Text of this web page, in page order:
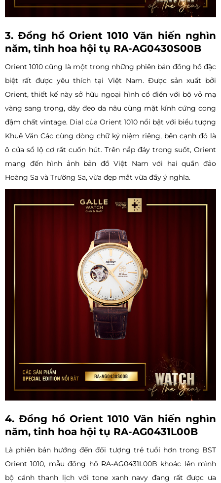
3. Đồng hồ Orient 1010 Văn hiến nghìn
năm, tinh hoa hội tụ RA-AG0430S00B
Orient 1010 cũng là một trong những phiên bản đồng hồ đặc
biệt rất được yêu thích tại Việt Nam. Được sản xuất bởi
Orient, thiết kế này sở hữu ngoại hình cổ điển với bộ vỏ mạ
vàng sang trọng, dây đeo da nâu cùng mặt kính cứng cong
đậm chất vintage. Dial của Orient 1010 nổi bật với biểu tượng
Khuê Văn Các cùng dòng chữ kỷ niệm riêng, bên cạnh đó là
ô cửa sổ lộ cơ rất cuốn hút. Trên nắp đáy trong suốt, Orient
mang đến hình ảnh bản đồ Việt Nam với hai quần đảo
Hoàng Sa và Trường Sa, vừa đẹp mắt vừa đầy ý nghĩa.
4. Đồng hồ Orient 1010 Văn hiến nghìn
năm, tinh hoa hội tụ RA-AG0431L00B
Là phiên bản hướng đến đối tượng trẻ tuổi hơn trong BST
Orient 1010, mẫu đồng hồ RA-AG0431L00B khoác lên mình
bộ cánh thanh lịch với tone xanh navy đang rất được ưa